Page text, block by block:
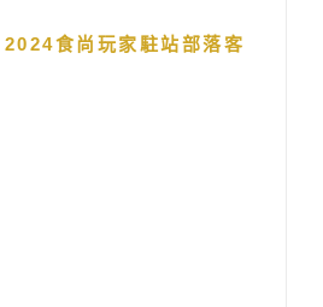
食尚玩家駐站部落客